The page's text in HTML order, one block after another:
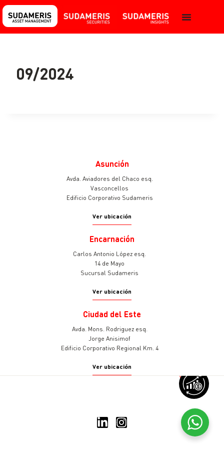
v
09/2024
Asunción
Avda. Aviadores del Chaco esq.
Vasconcellos
Edificio Corporativo Sudameris
Ver ubicación
Encarnación
Carlos Antonio López esq.
14 de Mayo
Sucursal Sudameris
Ver ubicación
Ciudad del Este
Avda. Mons. Rodriguez esq.
Jorge Anisimof
Edificio Corporativo Regional Km. 4
Ver ubicación